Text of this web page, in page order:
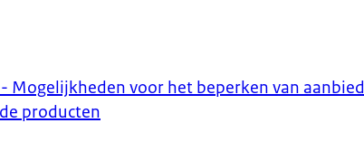
Mogelijkheden voor het beperken van
producten